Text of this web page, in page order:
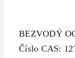
BEZVODÝ
Číslo CAS: